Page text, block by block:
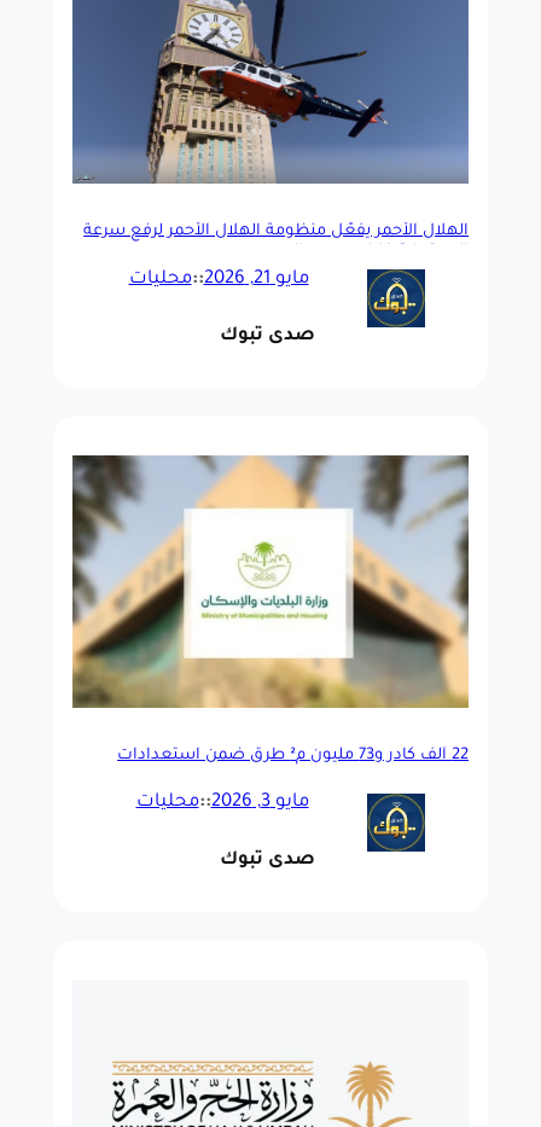
الهلال الأحمر يفعّل منظومة الهلال الأحمر لرفع سرعة
مايو 21, 2026 ::محليات
صدى تبوك
22 ألف كادر و73 مليون م² طرق ضمن استعدادات
مايو 3, 2026 ::محليات
صدى تبوك